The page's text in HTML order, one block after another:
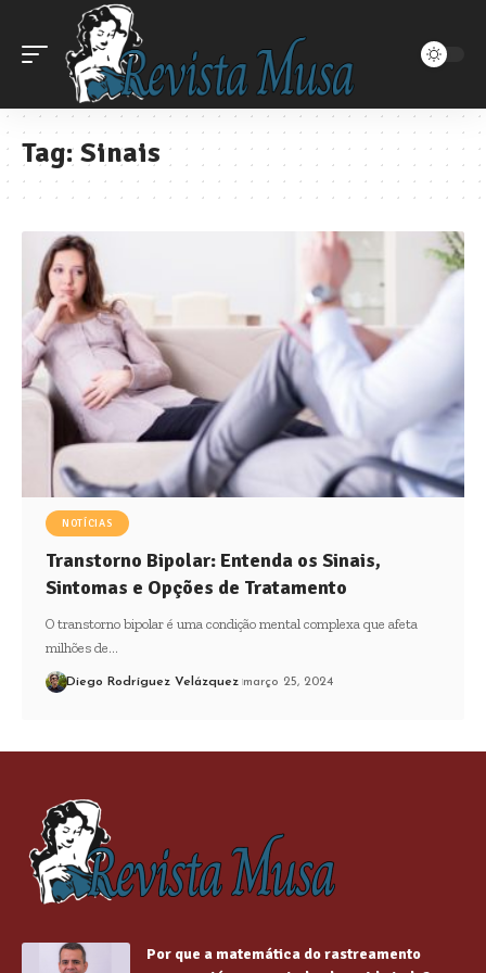
Tag:Sinais
NOTÍCIAS
Transtorno Bipolar: Entenda os Sinais,
Sintomas e Opções de Tratamento
O transtorno bipolar é uma condição mental complexa que afeta
milhões de…
Diego Rodríguez Velázquez março 25, 2024
Por que a matemática do rastreamento